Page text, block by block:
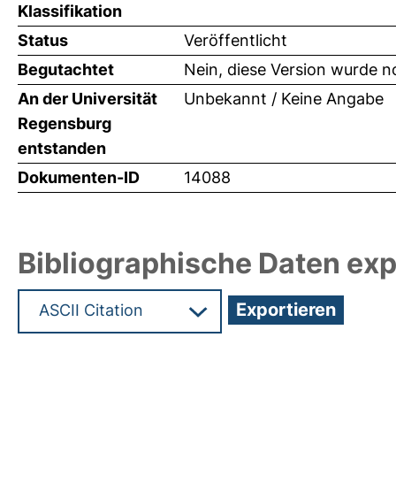
Klassifikation
Status
Veröffentlicht
Begutachtet
Nein, diese Version wurde
An der Universität
Regensburg
entstanden
Unbekannt / Keine Angabe
Dokumenten-ID 14088
Bibliographische Daten